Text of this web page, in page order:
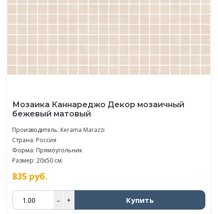
Мозаика Каннареджо Декор мозаичный
бежевый матовый
Производитель: Kerama Marazzi
Страна: Россия
Форма: Прямоугольник
Размер: 20x50 см.
835 руб.
– + Купить